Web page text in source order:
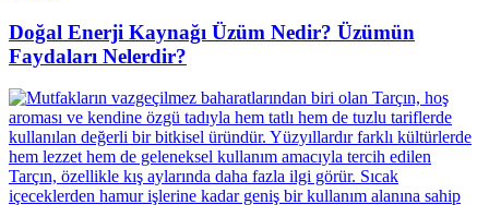
Doğal Enerji Kaynağı Üzüm Nedir? Üzümün
Faydaları Nelerdir?